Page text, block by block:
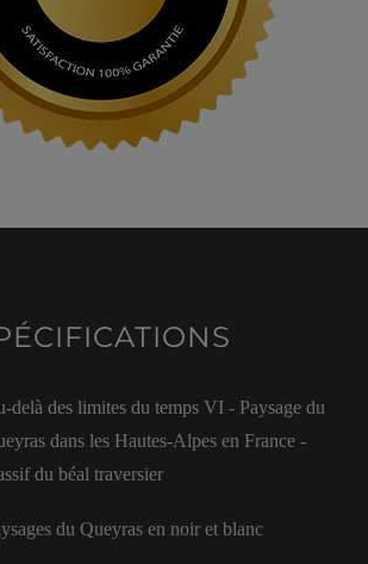
delà des limites du temps VI - Paysage du
dans les Hautes-Alpes en France -
du béal traversier
du Queyras en noir et blanc